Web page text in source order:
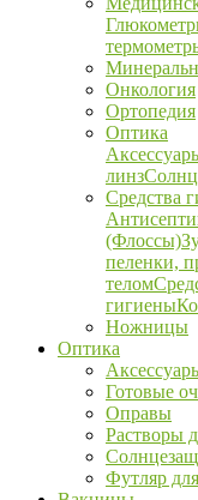
Онкология
Ортопедия
Оптика
линз
Средства
(Флоссы)
пеленки,
телом
гигиены
Ножницы
Оптика
Готовые
Оправы
Растворы
Футляр